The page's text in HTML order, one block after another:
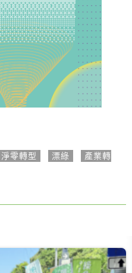
淨零轉型 漂綠
產業轉